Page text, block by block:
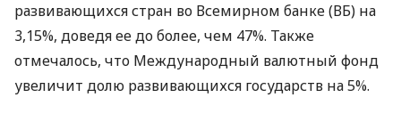
развивающихся стран во Всемирном банке (ВБ) на
3,15%, доведя ее до более, чем 47%. Также
отмечалось, что Международный валютный фонд
увеличит долю развивающихся государств на 5%.